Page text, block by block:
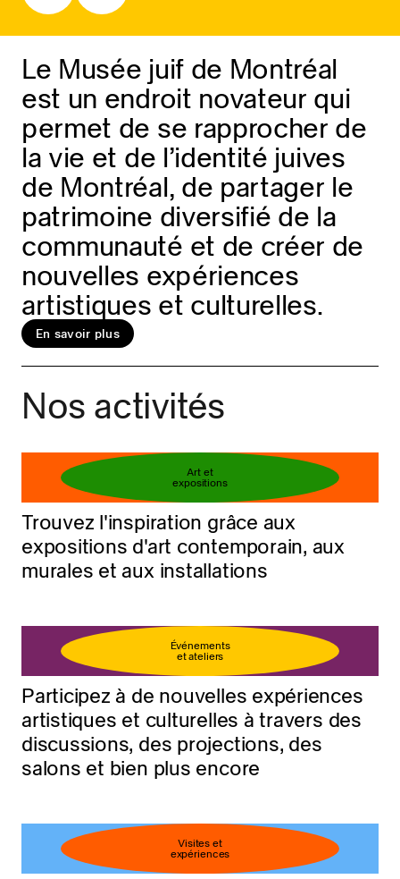
Réservez votre billet
En savoir plus
Le Musée juif de Montréal
est un endroit novateur qui
permet de se rapprocher de
la vie et de l’identité juives
de Montréal, de partager le
patrimoine diversifié de la
communauté et de créer de
nouvelles expériences
artistiques et culturelles.
En savoir plus
Nos activités
Art et
expositions
Trouvez l'inspiration grâce aux
expositions d'art contemporain, aux
murales et aux installations
Événements
et ateliers
Participez à de nouvelles expériences
artistiques et culturelles à travers des
discussions, des projections, des
salons et bien plus encore
Visites et
expériences